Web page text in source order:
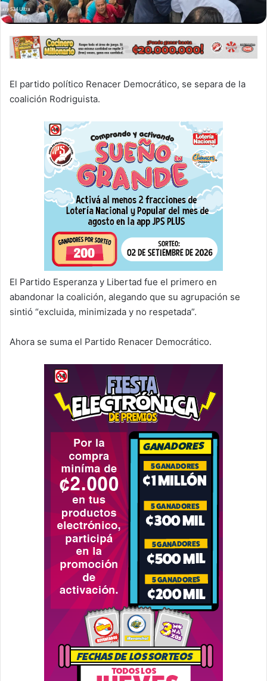
El partido político Renacer Democrático, se separa de la
coalición Rodriguista.
El Partido Esperanza y Libertad fue el primero en
abandonar la coalición, alegando que su agrupación se
sintió “excluida, minimizada y no respetada”.
Ahora se suma el Partido Renacer Democrático.